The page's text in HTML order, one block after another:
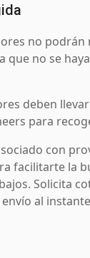
no
que no se
deben
para
con
facilitarte la
Solicita
al